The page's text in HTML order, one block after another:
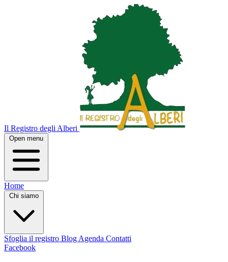
Il Registro degli Alberi
Open menu
Home
Chi siamo
Sfoglia il registro Blog Agenda Contatti
Facebook